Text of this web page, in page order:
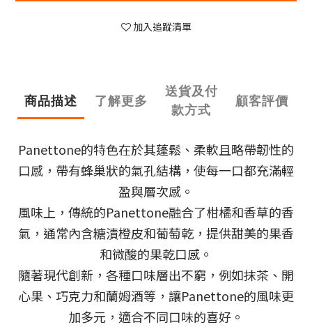
加入追蹤清單
商品描述 了解更多
送貨及付
款方式
顧客評價
Panettone的特色在於其蓬鬆、柔軟且略帶韌性的
口感，帶有蜂巢狀的氣孔結構，使每一口都充滿輕
盈與層次感。
風味上，傳統的Panettone融合了柑橘和香草的香
氣，通常內含糖漬橙皮和葡萄乾，提供甜美的果香
和微酸的果乾口感。
隨著現代創新，各種口味層出不窮，例如抹茶、開
心果、巧克力和蘭姆酒等，讓Panettone的風味更
加多元，適合不同口味的喜好。